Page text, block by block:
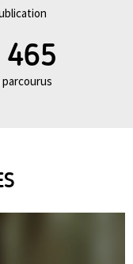
parcourus